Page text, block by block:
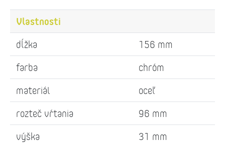
Vlastnosti
dĺžka
156 mm
farba
chróm
materiál
oceľ
rozteč vŕtania
96 mm
výška
31 mm